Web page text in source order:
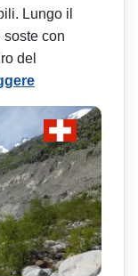
Lungo il
soste con
del